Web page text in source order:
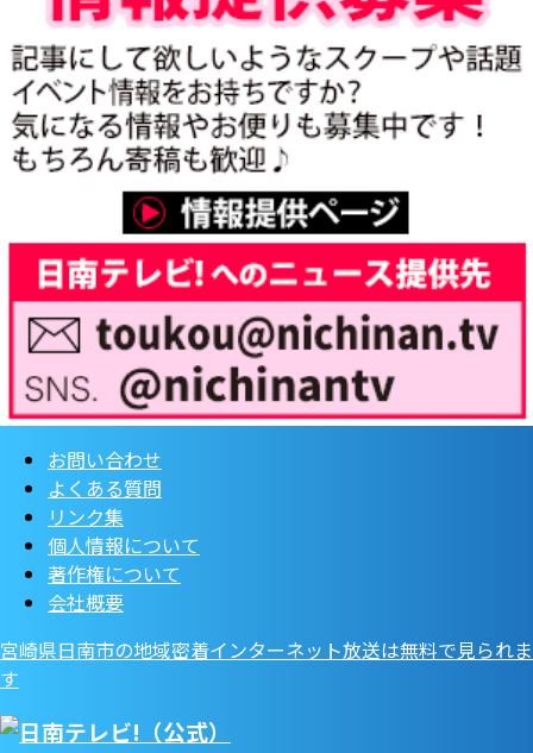
お問い合わせ
よくある質問
リンク集
個人情報について
著作権について
会社概要
宮崎県日南市の地域密着インターネット放送は無料で見られま
す